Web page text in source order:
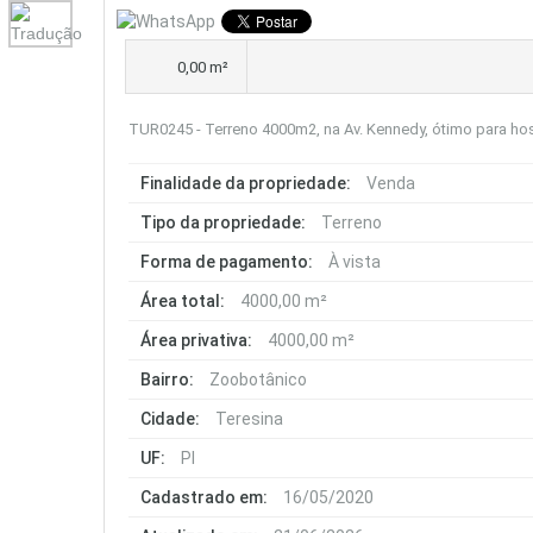
0,00 m²
TUR0245 - Terreno 4000m2, na Av. Kennedy, ótimo para
Finalidade da propriedade: Venda
Tipo da propriedade: Terreno
Forma de pagamento: À vista
Área total: 4000,00 m²
Área privativa: 4000,00 m²
Bairro: Zoobotânico
Cidade: Teresina
UF: PI
Cadastrado em: 16/05/2020